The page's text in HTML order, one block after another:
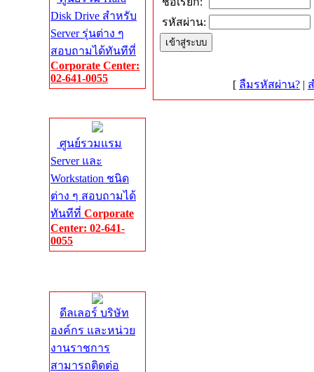
Disk Drive สำหรับ
Server รุ่นต่าง ๆ
สอบถามได้ทันทีที่
Corporate Center:
02-641-0055
ศูนย์รวมแรม
Server และ
Workstation ชนิด
ต่าง ๆ สอบถามได้
ทันทีที่ Corporate
Center: 02-641-
0055
ดีลเลอร์ บริษัท
องค์กร และหน่วย
งานราชการ
สามารถติดต่อ
รหัสผ่าน:
[ ลืมรหัสผ่าน? |